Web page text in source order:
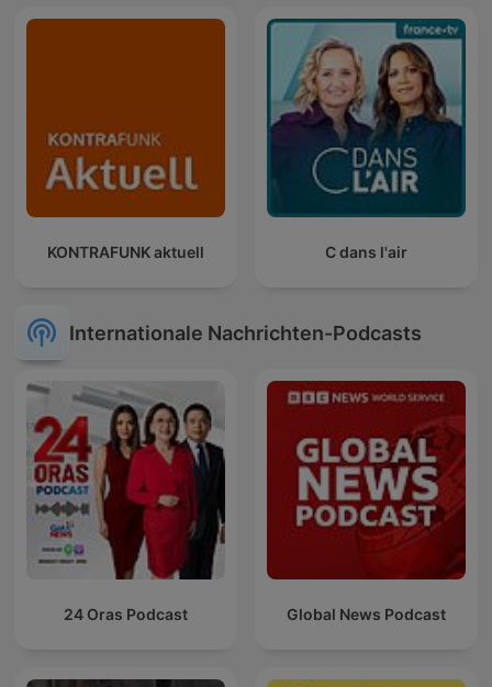
KONTRAFUNK aktuell C dans l'air
Internationale Nachrichten-Podcasts
24 Oras Podcast Global News Podcast